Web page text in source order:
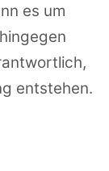
es um
entstehen.